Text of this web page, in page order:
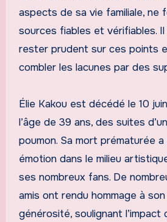
aspects de sa vie familiale, ne
sources fiables et vérifiables.
rester prudent sur ces points
combler les lacunes par des
Élie Kakou est décédé le 10
l’âge de 39 ans, des suites
poumon. Sa mort prématurée
émotion dans le milieu
ses nombreux fans. De
amis ont rendu hommage à
générosité, soulignant l’impact